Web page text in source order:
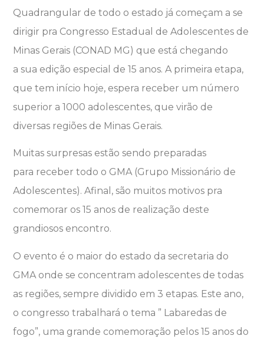
Quadrangular de todo o estado já começam a se
dirigir pra Congresso Estadual de Adolescentes de
Minas Gerais (CONAD MG) que está chegando
a sua edição especial de 15 anos. A primeira etapa,
que tem início hoje, espera receber um número
superior a 1000 adolescentes, que virão de
diversas regiões de Minas Gerais.
Muitas surpresas estão sendo preparadas
para receber todo o GMA (Grupo Missionário de
Adolescentes). Afinal, são muitos motivos pra
comemorar os 15 anos de realização deste
grandiosos encontro.
O evento é o maior do estado da secretaria do
GMA onde se concentram adolescentes de todas
as regiões, sempre dividido em 3 etapas. Este ano,
o congresso trabalhará o tema ” Labaredas de
fogo”, uma grande comemoração pelos 15 anos do